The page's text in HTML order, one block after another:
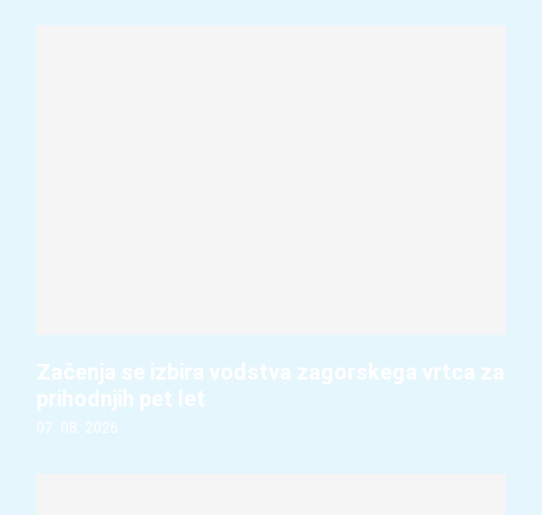
Začenja se izbira vodstva zagorskega vrtca za
prihodnjih pet let
07. 08. 2026